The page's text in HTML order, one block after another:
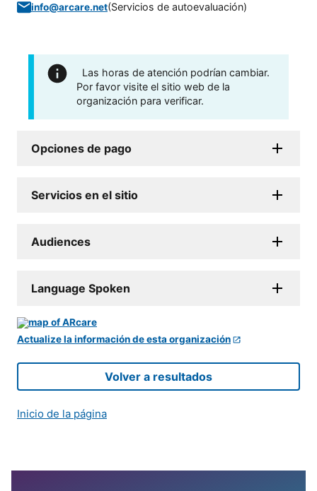
info@arcare.net(Servicios de autoevaluación)
Las horas de atención podrían cambiar.
Por favor visite el sitio web de la
organización para verificar.
Opciones de pago
Servicios en el sitio
Audiences
Language Spoken
Actualize la información de esta organización
Volver a resultados
Inicio de la página